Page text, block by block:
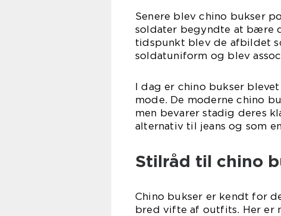
Senere blev chino bukser
soldater begyndte at bære
tidspunkt blev de afbildet
soldatuniform og blev
I dag er chino bukser
mode. De moderne chino
men bevarer stadig deres
alternativ til jeans og som
Stilråd til chino
Chino bukser er kendt for
bred vifte af outfits. Her er